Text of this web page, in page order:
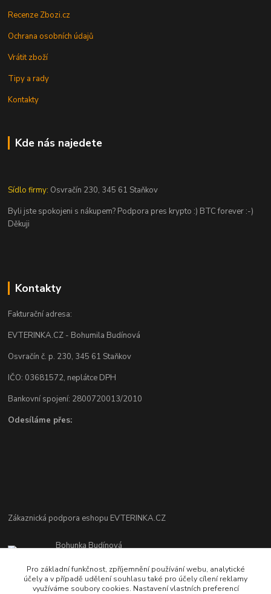
Recenze Zbozi.cz
Ochrana osobních údajů
Vrátit zboží
Tipy a rady
Kontakty
Kde nás najedete
Sídlo firmy: Osvračín 230, 345 61 Staňkov
Byli jste spokojeni s nákupem? Podpora pres krypto :) BTC forever :-)
Děkuji
Kontakty
Fakturační adresa:
EVTERINKA.CZ - Bohumila Budínová
Osvračín č. p. 230, 345 61 Staňkov
IČO: 03681572, neplátce DPH
Bankovní spojení: 2800720013/2010
Odesíláme přes:
Zákaznická podpora eshopu EVTERINKA.CZ
Bohunka Budínová
(Po-Pá - 9:00-17:00hod, So 8:00-12:00hod)
Pro základní funkčnost, zpříjemnění používání webu, analytické
účely a v případě udělení souhlasu také pro účely cílení reklamy
využíváme soubory cookies. Nastavení vlastních preferencí